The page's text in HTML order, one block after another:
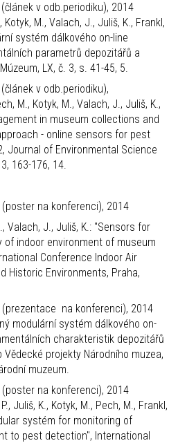
v odb.periodiku), 2014
Kotyk, M., Valach, J., Juliš, K., Frankl,
systém dálkového on-line
parametrů depozitářů a
LX, č. 3, s. 41-45, 5.
v odb.periodiku),
M., Kotyk, M., Valach, J., Juliš, K.,
in museum collections and
- online sensors for pest
Journal of Environmental Science
163-176, 14.
(poster na konferenci), 2014
Valach, J., Juliš, K.: "Sensors for
of indoor environment of museum
Conference Indoor Air
Historic Environments, Praha,
(prezentace na konferenci), 2014
modulární systém dálkového on-
charakteristik depozitářů
projekty Národního muzea,
muzeum.
(poster na konferenci), 2014
Juliš, K., Kotyk, M., Pech, M., Frankl,
systém for monitoring of
to pest detection", International